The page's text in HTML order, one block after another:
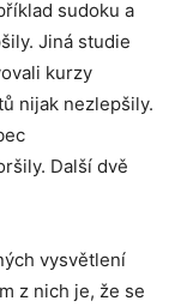
sudoku a
Jiná studie
kurzy
nijak nezlepšily.
Další dvě
vysvětlení
z nich je, že se